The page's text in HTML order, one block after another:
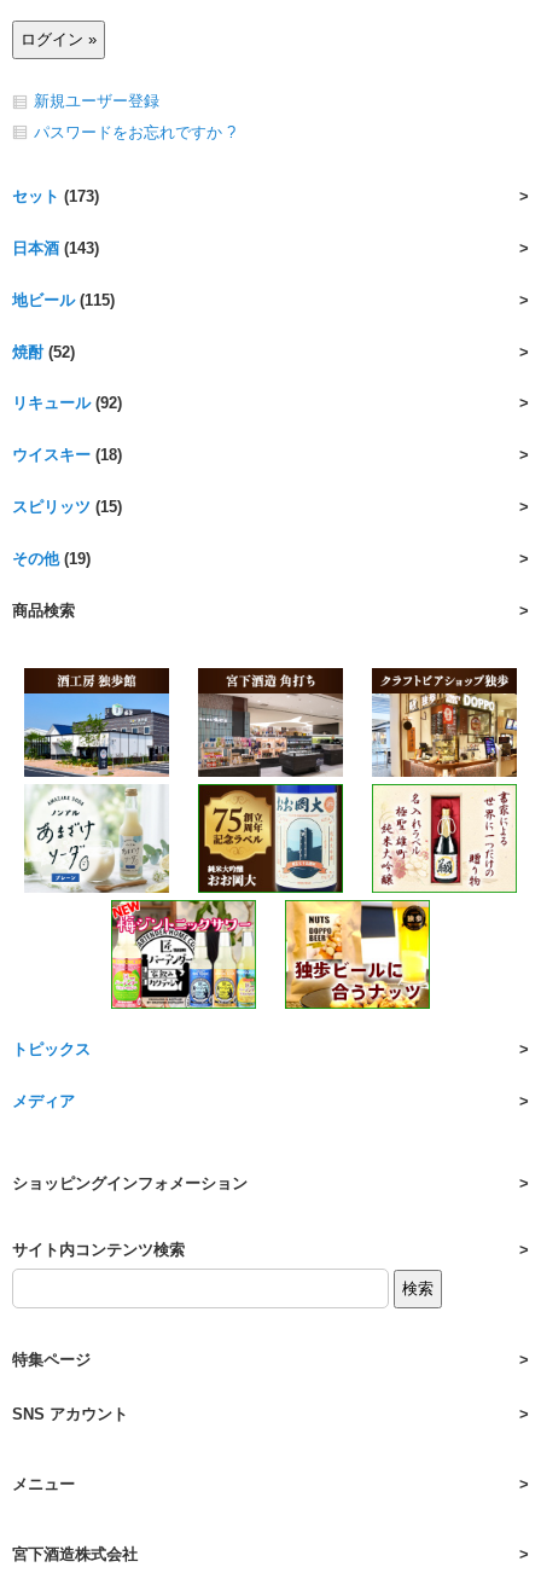
新規ユーザー登録
パスワードをお忘れですか ?
セット (173)
日本酒 (143)
地ビール(115)
焼酎(52)
リキュール(92)
ウイスキー (18)
スピリッツ (15)
その他(19)
商品検索
トピックス
メディア
ショッピングインフォメーション
サイト内コンテンツ検索
特集ページ
SNS アカウント
メニュー
宮下酒造株式会社